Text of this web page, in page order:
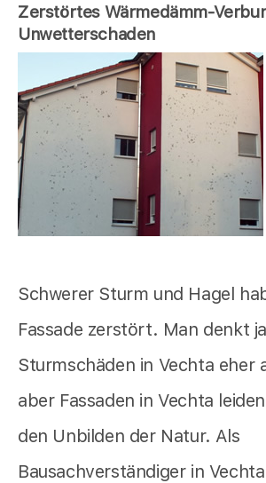
Zerstörtes Wärmedämm-
Unwetterschaden
Schwerer Sturm und Hagel
Fassade zerstört. Man denkt
Sturmschäden in Vechta eher
aber Fassaden in Vechta
den Unbilden der Natur. Als
Bausachverständiger in Vechta